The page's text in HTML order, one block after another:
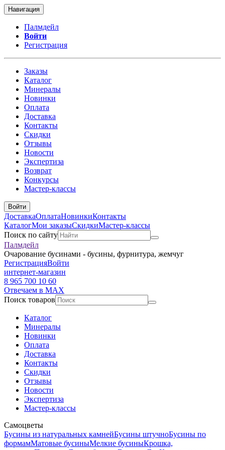
Навигация
Палмдейл
Войти
Регистрация
Заказы
Каталог
Минералы
Новинки
Оплата
Доставка
Контакты
Скидки
Отзывы
Новости
Экспертиза
Возврат
Конкурсы
Мастер-классы
Войти
ДоставкаОплатаНовинкиКонтакты
КаталогМои заказыСкидкиМастер-классы
Поиск по сайту
Палмдейл
Очарование бусинами - бусины, фурнитура, жемчуг
РегистрацияВойти
интернет-магазин
8 965 700 10 60
Отвечаем в MAX
Поиск товаров
Каталог
Минералы
Новинки
Оплата
Доставка
Контакты
Скидки
Отзывы
Новости
Экспертиза
Мастер-классы
Самоцветы
Бусины из натуральных камнейБусины штучноБусины по
формамМатовые бусиныМелкие бусиныКрошка,